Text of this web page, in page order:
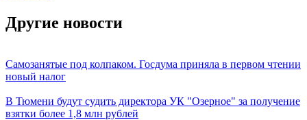
Другие новости
Самозанятые под колпаком. Госдума приняла в первом чтении
новый налог
В Тюмени будут судить директора УК "Озерное" за получение
взятки более 1,8 млн рублей